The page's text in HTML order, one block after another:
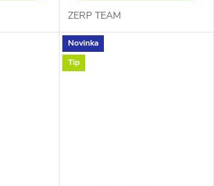
ZERP TEAM
Novinka
Tip